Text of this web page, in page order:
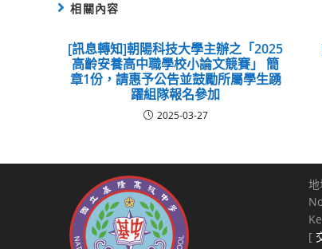
相關內容
[訊息轉知]朝陽科技大學主辦之「2025
高齡安養高中職學校小論文競賽」 簡
章1份，請惠予公告並鼓勵所屬學生踴
躍組隊報名參加
2025-03-27
[